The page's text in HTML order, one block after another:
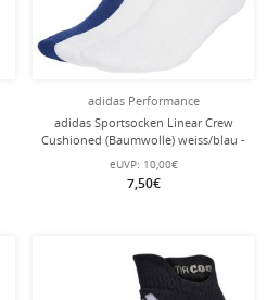
adidas Performance
adidas Sportsocken Linear Crew
Cushioned (Baumwolle) weiss/blau -
3 Paar
eUVP: 10,00€
7,50€